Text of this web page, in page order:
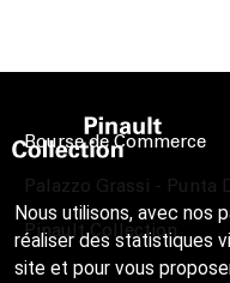
Bourse de Commerce
Palazzo Grassi - Punta
Pinault Collection
Nous utilisons, avec nos
réaliser des statistiques
site et pour vous